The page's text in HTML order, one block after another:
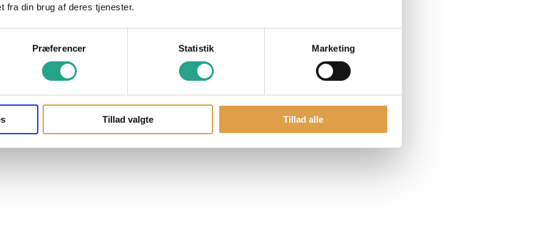
fra din brug af deres tjenester.
Præferencer Statistik Marketing
Tillad valgte Tillad alle